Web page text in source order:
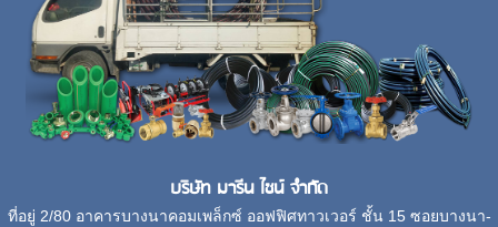
บริษัท มารีน ไชน์ จำกัด
ที่อยู่ 2/80 อาคารบางนาคอมเพล็กซ์ ออฟฟิศทาวเวอร์ ชั้น 15 ซอยบางนา-